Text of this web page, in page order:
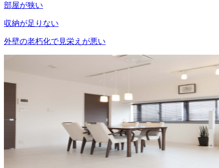
部屋が狭い
収納が足りない
外壁の老朽化で見栄えが悪い